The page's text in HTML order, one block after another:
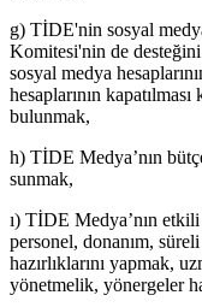
g) TİDE'nin sosyal
Komitesi'nin de
sosyal medya
hesaplarının
bulunmak,
h) TİDE Medya’nın
sunmak,
ı) TİDE Medya’nın
personel, donanım,
hazırlıklarını yapmak,
yönetmelik, yönergeler